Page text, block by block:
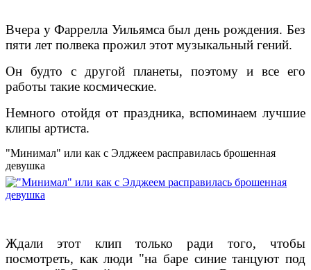
Вчера у Фаррелла Уильямса был день рождения. Без
пяти лет полвека прожил этот музыкальный гений.
Он будто с другой планеты, поэтому и все его
работы такие космические.
Немного отойдя от праздника, вспоминаем лучшие
клипы артиста.
"Минимал" или как с Элджеем расправилась брошенная
девушка
Ждали этот клип только ради того, чтобы
посмотреть, как люди "на баре синие танцуют под